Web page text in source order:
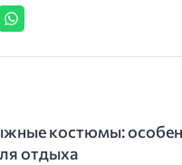
костюмы:
отдыха